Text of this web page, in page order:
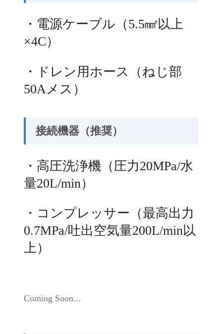
・電源ケーブル（5.5㎟以上
×4C）
・ドレン用ホース（ねじ部
50Aメス）
接続機器（推奨）
・高圧洗浄機（圧力20MPa/水
量20L/min）
・コンプレッサー（最高出力
0.7MPa/吐出空気量200L/min以
上）
Coming Soon...